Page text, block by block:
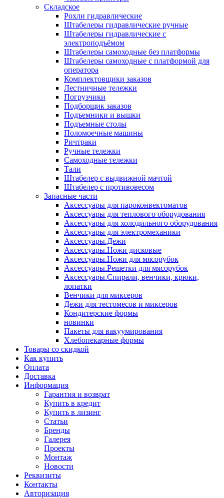
Складское
Рохли гидравлические
Штабелеры гидравлические ручные
Штабелеры гидравлические с
электроподъёмом
Штабелеры самоходные без платформы
Штабелеры самоходные с платформой для
оператора
Комплектовщики заказов
Лестничные тележки
Погрузчики
Подборщик заказов
Подъемники и вышки
Подъемные столы
Поломоечные машины
Ричтраки
Ручные тележки
Самоходные тележки
Тали
Штабелер с выдвижной мачтой
Штабелер с противовесом
Запасные части
Аксессуары для пароконвектоматов
Аксессуары для теплового оборудования
Аксессуары для холодильного оборудования
Аксессуары для электромеханики
Аксессуары.Дежи
Аксессуары.Ножи дисковые
Аксессуары.Ножи для мясорубок
Аксессуары.Решетки для мясорубок
Аксессуары.Спирали, венчики, крюки,
лопатки
Венчики для миксеров
Дежи для тестомесов и миксеров
Кондитерские формы
новинки
Пакеты для вакуумирования
Хлебопекарные формы
Товары со скидкой
Как купить
Оплата
Доставка
Информация
Гарантия и возврат
Купить в кредит
Купить в лизинг
Статьи
Бренды
Галерея
Проекты
Монтаж
Новости
Реквизиты
Контакты
Авторизация